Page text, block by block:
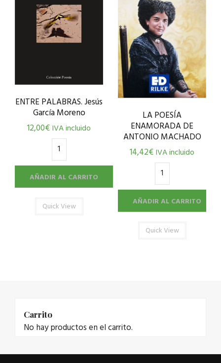
ENTRE PALABRAS. Jesús
García Moreno
12,00€IVA incluido
AÑADIR AL CARRITO
Quick View
LA POESÍA
ENAMORADA DE
ANTONIO MACHADO
14,42€IVA incluido
AÑADIR AL CARRITO
Quick View
Carrito
No hay productos en el carrito.